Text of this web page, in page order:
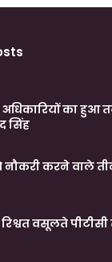
का हुआ
सिंह
नौकरी करने वाले
रिश्वत वसूलते